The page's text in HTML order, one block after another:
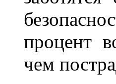
процент
чем